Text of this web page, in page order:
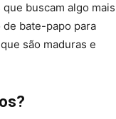
buscam algo mais
bate-papo para
são maduras e